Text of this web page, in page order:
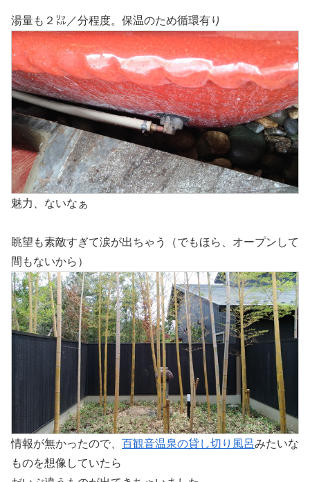
湯量も２㍑／分程度。保温のため循環有り
魅力、ないなぁ
眺望も素敵すぎて涙が出ちゃう（でもほら、オープンして
間もないから）
情報が無かったので、 百観音温泉の貸し切り風呂みたいな
ものを想像していたら